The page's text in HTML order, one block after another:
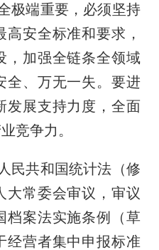
极端重要，必须坚持
安全标准和要求，
，加强全链条全领域
全、万无一失。要进
发展支持力度，全面
竞争力。
民共和国统计法（修
大常委会审议，审议
档案法实施条例（草
经营者集中申报标准